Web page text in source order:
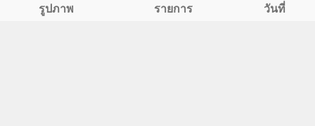
รูปภาพ รายการ วันที่